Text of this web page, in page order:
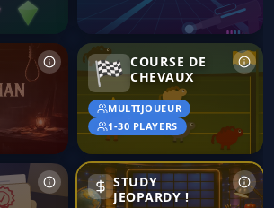
🏁 COURSE DE
CHEVAUX
MULTIJOUEUR
1-30 PLAYERS
Course de Chevaux
STUDY
JEOPARDY !